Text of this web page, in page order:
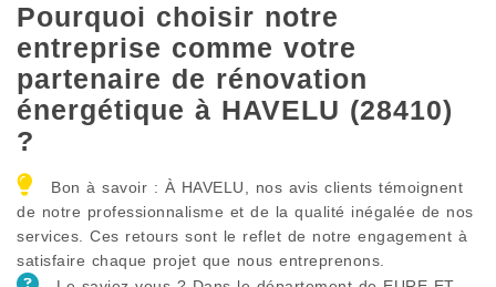
Pourquoi choisir notre
entreprise comme votre
partenaire de rénovation
énergétique à HAVELU (28410)
?
Bon à savoir : À HAVELU, nos avis clients témoignent
de notre professionnalisme et de la qualité inégalée de nos
services. Ces retours sont le reflet de notre engagement à
satisfaire chaque projet que nous entreprenons.